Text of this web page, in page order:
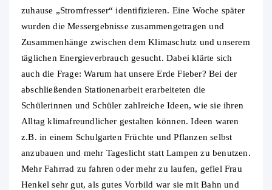
zuhause „Stromfresser“ identifizieren. Eine Woche später
wurden die Messergebnisse zusammengetragen und
Zusammenhänge zwischen dem Klimaschutz und unserem
täglichen Energieverbrauch gesucht. Dabei klärte sich
auch die Frage: Warum hat unsere Erde Fieber? Bei der
abschließenden Stationenarbeit erarbeiteten die
Schülerinnen und Schüler zahlreiche Ideen, wie sie ihren
Alltag klimafreundlicher gestalten können. Ideen waren
z.B. in einem Schulgarten Früchte und Pflanzen selbst
anzubauen und mehr Tageslicht statt Lampen zu benutzen.
Mehr Fahrrad zu fahren oder mehr zu laufen, gefiel Frau
Henkel sehr gut, als gutes Vorbild war sie mit Bahn und